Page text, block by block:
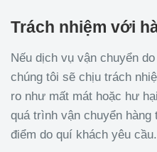
Trách nhiệm với
Nếu dịch vụ vận chuyển do
chúng tôi sẽ chịu trách
ro như mất mát hoặc hư
quá trình vận chuyển hàng
điểm do quí khách yêu cầu.